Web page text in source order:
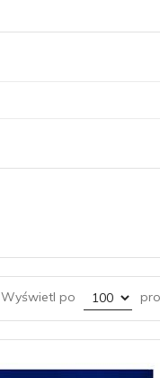
Wyświetl po pop